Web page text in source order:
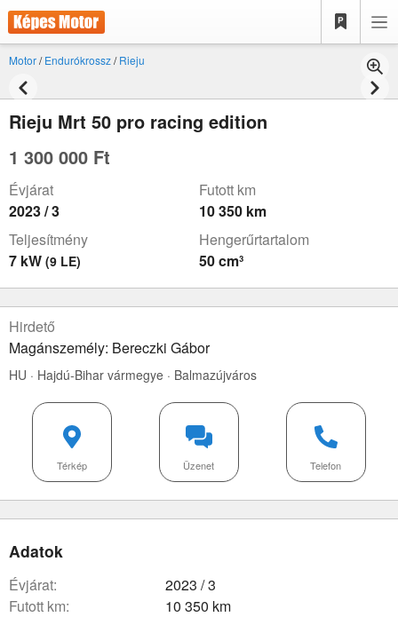
Motor/Endurókrossz/Rieju
Rieju Mrt 50 pro racing edition
1 300 000 Ft
Évjárat
2023 / 3
Futott km
10 350 km
Teljesítmény
7 kW (9 LE)
Hengerűrtartalom
50 cm³
Hirdető
Magánszemély: Bereczki Gábor
HU · Hajdú-Bihar vármegye · Balmazújváros
Telefon
Üzenet
Térkép
Adatok
évjárat:
2023 / 3
futott km:
10 350 km